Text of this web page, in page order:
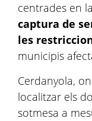
centrades en la
captura de
les
municipis
Cerdanyola,
localitzar els
sotmesa a